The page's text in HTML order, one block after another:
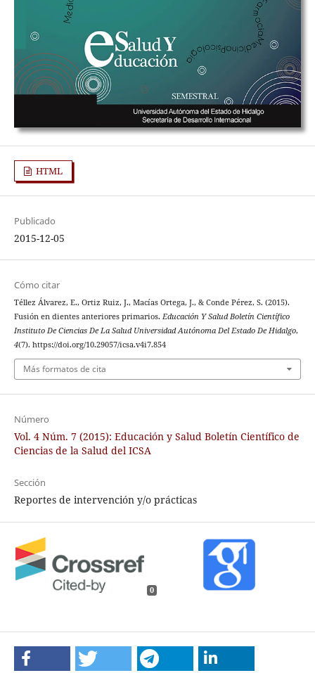
HTML
Publicado
2015-12-05
Cómo citar
Téllez Álvarez, E., Ortiz Ruiz, J., Macías Ortega, J., & Conde Pérez, S. (2015).
Fusión en dientes anteriores primarios. Educación Y Salud Boletín Científico
Instituto De Ciencias De La Salud Universidad Autónoma Del Estado De Hidalgo,
4(7). https://doi.org/10.29057/icsa.v4i7.854
Más formatos de cita
Número
Vol. 4 Núm. 7 (2015): Educación y Salud Boletín Científico de
Ciencias de la Salud del ICSA
Sección
Reportes de intervención y/o prácticas
0